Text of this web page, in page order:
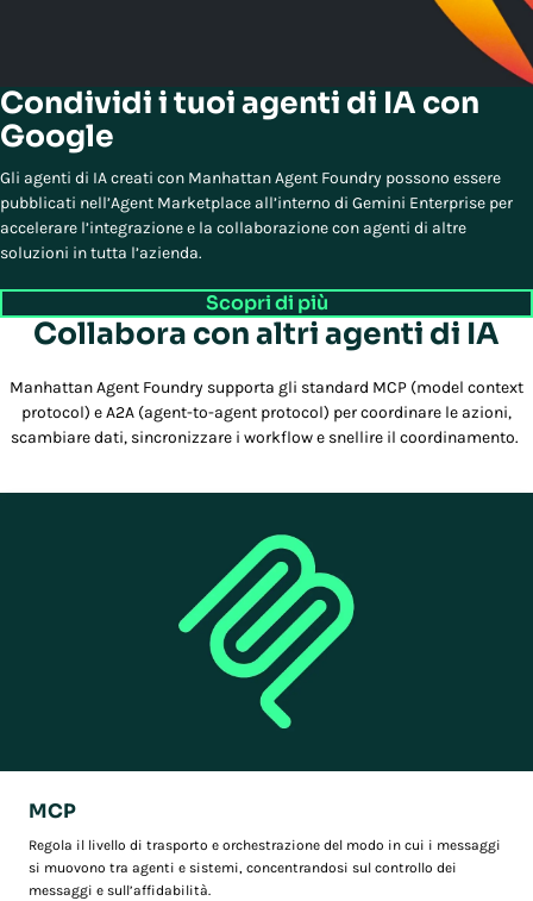
Condividi i tuoi agenti di IA con
Google
Gli agenti di IA creati con Manhattan Agent Foundry possono essere
pubblicati nell’Agent Marketplace all’interno di Gemini Enterprise per
accelerare l’integrazione e la collaborazione con agenti di altre
soluzioni in tutta l’azienda.
Scopri di più
Collabora con altri agenti di IA
Manhattan Agent Foundry supporta gli standard MCP (model context
protocol) e A2A (agent-to-agent protocol) per coordinare le azioni,
scambiare dati, sincronizzare i workflow e snellire il coordinamento.
MCP
Regola il livello di trasporto e orchestrazione del modo in cui i messaggi
si muovono tra agenti e sistemi, concentrandosi sul controllo dei
messaggi e sull’affidabilità.